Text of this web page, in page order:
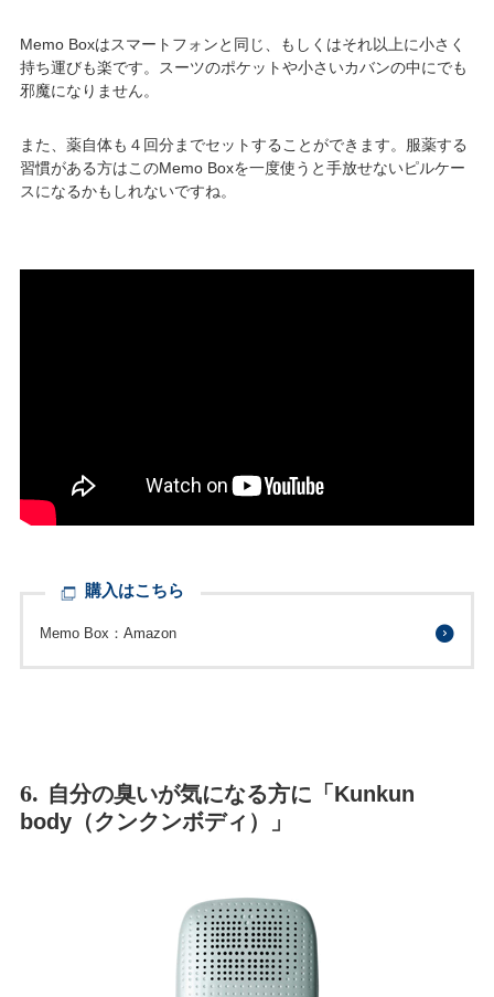
Memo Boxはスマートフォンと同じ、もしくはそれ以上に小さく
持ち運びも楽です。スーツのポケットや小さいカバンの中にでも
邪魔になりません。
また、薬自体も４回分までセットすることができます。服薬する
習慣がある方はこのMemo Boxを一度使うと手放せないピルケー
スになるかもしれないですね。
購入はこちら
Memo Box：Amazon
6. 自分の臭いが気になる方に「Kunkun
body（クンクンボディ）」